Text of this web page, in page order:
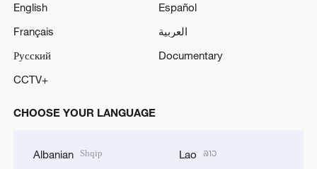
English
Español
Français
العربية
Русский
Documentary
CCTV+
CHOOSE YOUR LANGUAGE
Albanian Shqip Lao ລາວ